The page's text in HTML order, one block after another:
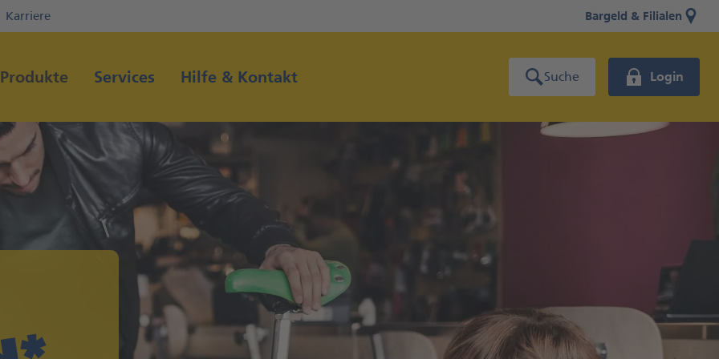
Direkt zur Hauptnavigation (Enter drücken) Bargeld & Filialen
Karriere
Suche Login
Produkte Services Hilfe & Kontakt